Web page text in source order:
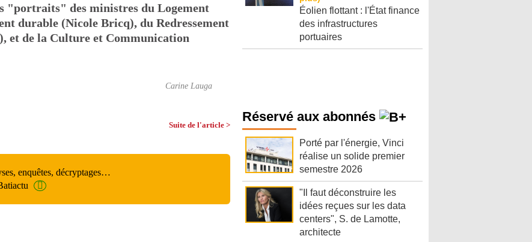
"portraits" des ministres du Logement
durable (Nicole Bricq), du Redressement
et de la Culture et Communication
Carine Lauga
Suite de l'article >
enquêtes, décryptages…
Éolien flottant : l'État finance
des infrastructures
portuaires
Réservé aux abonnés
Porté par l'énergie, Vinci
réalise un solide premier
semestre 2026
"Il faut déconstruire les
idées reçues sur les data
centers", S. de Lamotte,
architecte